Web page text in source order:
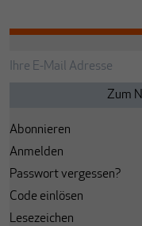
Abonnieren
Anmelden
Passwort vergessen?
Code einlösen
Lesezeichen